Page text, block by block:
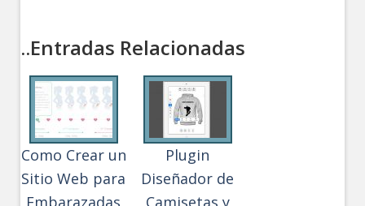
..Entradas Relacionadas
Como Crear un
Sitio Web para
Embarazadas
Plugin
Diseñador de
Camisetas y